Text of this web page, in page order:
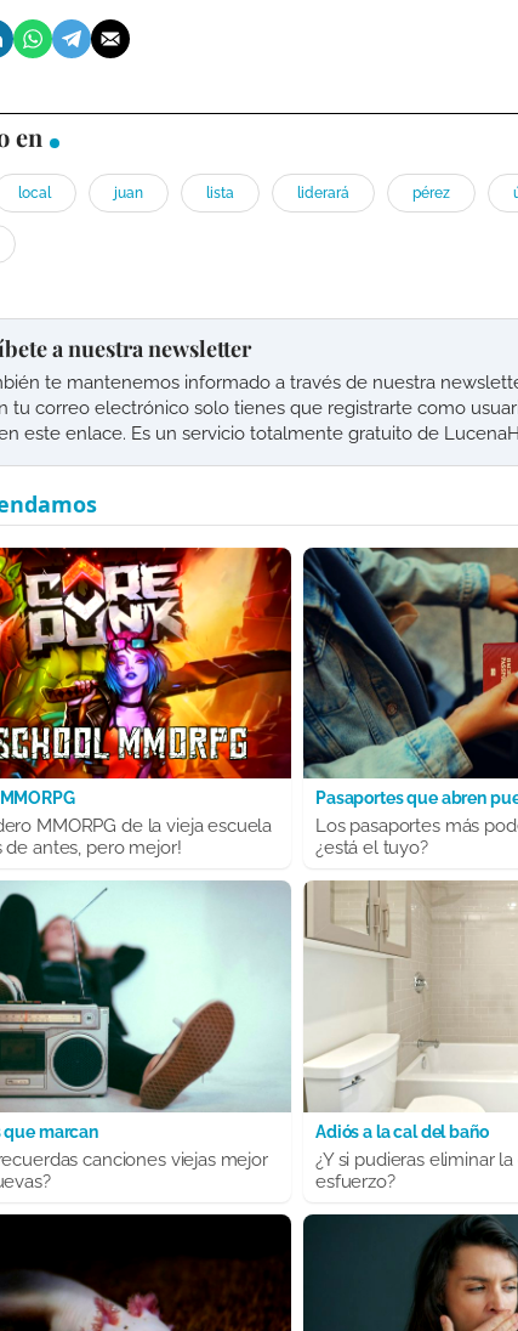
en
local juan lista liderará pérez
a nuestra newsletter
te mantenemos informado a través de nuestra
tu correo electrónico solo tienes que registrarte como
este enlace. Es un servicio totalmente gratuito de
MMORPG de la vieja escuela
de antes, pero mejor!
Pasaportes que abren
Los pasaportes más
¿está el tuyo?
que marcan
canciones viejas mejor
Adiós a la cal del baño
¿Y si pudieras eliminar
esfuerzo?